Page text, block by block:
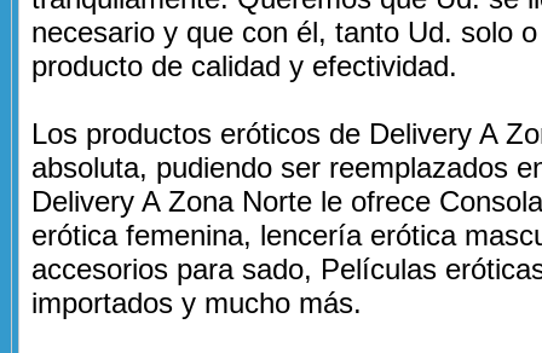
necesario y que con él, tanto Ud. solo
producto de calidad y efectividad.
Los productos eróticos de Delivery A
absoluta, pudiendo ser reemplazados
Delivery A Zona Norte le ofrece
erótica femenina, lencería erótica
accesorios para sado, Películas
importados y mucho más.